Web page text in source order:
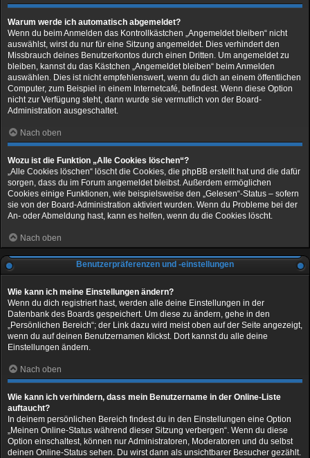
Warum werde ich automatisch abgemeldet?
Wenn du beim Anmelden das Kontrollkästchen „Angemeldet bleiben“ nicht
auswählst, wirst du nur für eine Sitzung angemeldet. Dies verhindert den
Missbrauch deines Benutzerkontos durch einen Dritten. Um angemeldet zu
bleiben, kannst du das Kästchen „Angemeldet bleiben“ beim Anmelden
auswählen. Dies ist nicht empfehlenswert, wenn du dich an einem öffentlichen
Computer, zum Beispiel in einem Internetcafé, befindest. Wenn diese Option
nicht zur Verfügung steht, dann wurde sie vermutlich von der Board-
Administration ausgeschaltet.
Nach oben
Wozu ist die Funktion „Alle Cookies löschen“?
„Alle Cookies löschen“ löscht die Cookies, die phpBB erstellt hat und die dafür
sorgen, dass du im Forum angemeldet bleibst. Außerdem ermöglichen
Cookies einige Funktionen, wie beispielsweise den „Gelesen“-Status – sofern
sie von der Board-Administration aktiviert wurden. Wenn du Probleme bei der
An- oder Abmeldung hast, kann es helfen, wenn du die Cookies löscht.
Nach oben
Benutzerpräferenzen und -einstellungen
Wie kann ich meine Einstellungen ändern?
Wenn du dich registriert hast, werden alle deine Einstellungen in der
Datenbank des Boards gespeichert. Um diese zu ändern, gehe in den
„Persönlichen Bereich“; der Link dazu wird meist oben auf der Seite angezeigt,
wenn du auf deinen Benutzernamen klickst. Dort kannst du alle deine
Einstellungen ändern.
Nach oben
Wie kann ich verhindern, dass mein Benutzername in der Online-Liste
auftaucht?
In deinem persönlichen Bereich findest du in den Einstellungen eine Option
„Meinen Online-Status während dieser Sitzung verbergen“. Wenn du diese
Option einschaltest, können nur Administratoren, Moderatoren und du selbst
deinen Online-Status sehen. Du wirst dann als unsichtbarer Besucher gezählt.